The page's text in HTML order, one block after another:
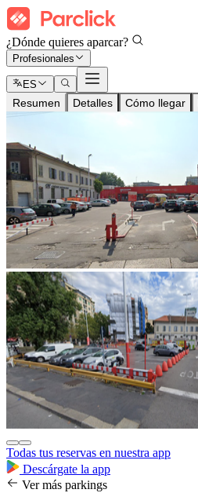
¿Dónde quieres aparcar?
Profesionales
ES
Resumen Detalles Cómo llegar
Todas tus reservas en nuestra app
Descárgate la app
Ver más parkings